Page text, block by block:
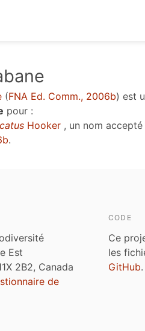
(FNA Ed. Comm., 2006b) est
pour :
Hooker , un nom
.
Est
2B2, Canada
de
CODE
Ce
les
GitHub.